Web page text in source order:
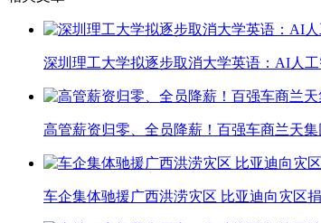
深圳理工大学拟逐步取消大学英语：AI人
高管薪资归零、全员降薪！百强车商兰天
车企集体驰援广西洪涝灾区 比亚迪向灾区